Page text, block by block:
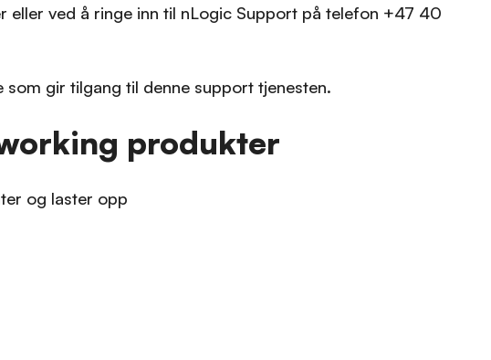
eller ved å ringe inn til nLogic Support på telefon +47 40
gir tilgang til denne support tjenesten.
produkter
og laster opp